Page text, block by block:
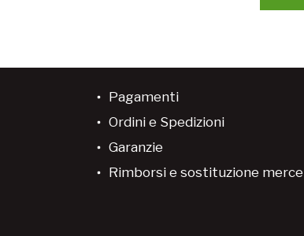
Pagamenti
Ordini e Spedizioni
Garanzie
Rimborsi e sostituzione merce